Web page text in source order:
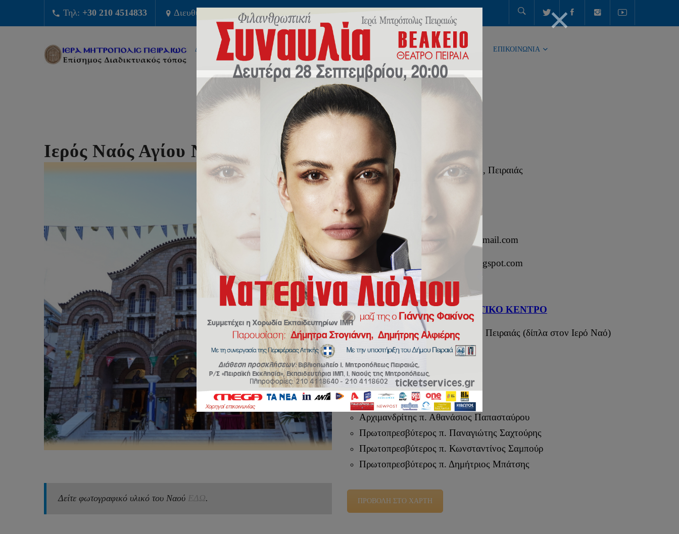
Τηλ: +30 210 4514833 Διευθυνση: Φίλωνος 45
ΔΙΟΙΚΗΣΗ ΠΟΙΜΑΝΤΙΚΗ ΕΚΠΑΙΔΕΥΣΗ Μ.Μ.Ε ΝΕΟΤΗΤΑ ΕΠΙΚΟΙΝΩΝΙΑ
Ιερός Ναός Αγίου Νείλου Καλλιπόλεως
Δείτε φωτογραφικό υλικό του Ναού ΕΔΩ.
Διεύθυνση :Γ.Θεοτόκη 49, 185 38, Πειραιάς
Τηλέφωνο :210 45 13 468
Fax:210 45 13 241
E – mail agneiloskallipoleos@hotmail.com
Ιστότοπος: agiosneilospeiraios.blogspot.com
YouTube
ΠΝΕΥΜΑΤΙΚΟ ΚΕΝΤΡΟ
Διεύθυνση:Ηροδότου 57, 185 38, Πειραιάς (δίπλα στον Ιερό Ναό)
Τηλέφωνο:210 45 13 468
Ιερείς Ναού:
Αρχιμανδρίτης π. Αθανάσιος Παπασταύρου
Πρωτοπρεσβύτερος π. Παναγιώτης Σαχτούρης
Πρωτοπρεσβύτερος π. Κωνσταντίνος Σαμπούρ
Πρωτοπρεσβύτερος π. Δημήτριος Μπάτσης
ΠΡΟΒΟΛΗ ΣΤΟ ΧΑΡΤΗ